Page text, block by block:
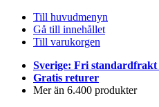
Till huvudmenyn
Gå till innehållet
Till varukorgen
Sverige: Fri standardfrakt
Gratis returer
Mer än 6.400 produkter